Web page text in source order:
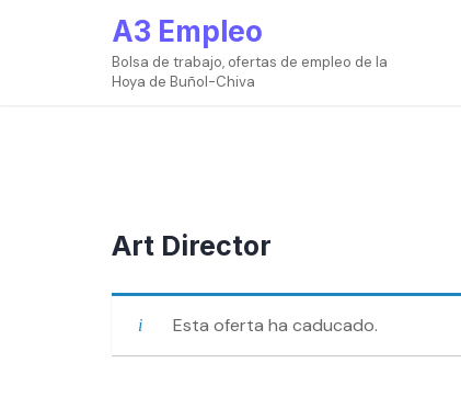
A3 Empleo
Bolsa de trabajo, ofertas de empleo de la
Hoya de Buñol-Chiva
Art Director
Esta oferta ha caducado.